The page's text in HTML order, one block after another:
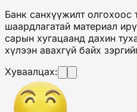
Банк санхүүжилт олгохоос
шаардлагатай материал
сарын хугацаанд дахин
хүлээн авахгүй байх
Хуваалцах: